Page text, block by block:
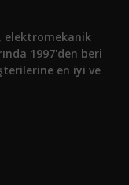
elektromekanik
1997'den beri
en iyi ve